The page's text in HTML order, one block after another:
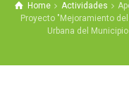
Home Actividades
Proyecto "Mejoramiento
Urbana del